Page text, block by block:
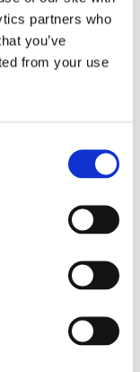
partners who
you’ve
from your use